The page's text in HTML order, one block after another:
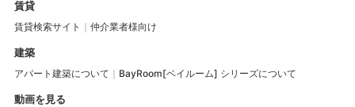
賃貸
賃貸検索サイト 仲介業者様向け
建築
アパート建築について BayRoom[ベイルーム] シリーズについて
動画を見る